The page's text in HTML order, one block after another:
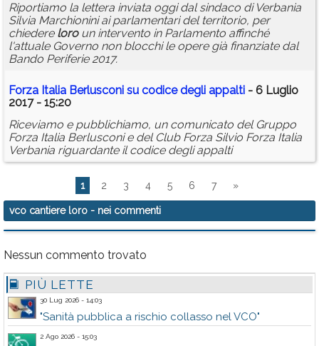
Riportiamo la lettera inviata oggi dal sindaco di Verbania
Silvia Marchionini ai parlamentari del territorio, per
chiedere loroun intervento in Parlamento affinché
l'attuale Governo non blocchi le opere già finanziate dal
Bando Periferie 2017.
Forza Italia Berlusconi su codice degli appalti - 6 Luglio
2017 - 15:20
Riceviamo e pubblichiamo, un comunicato del Gruppo
Forza Italia Berlusconi e del Club Forza Silvio Forza Italia
Verbania riguardante il codice degli appalti
1 2 3 4 5 6 7 »
vco cantiere loro - nei commenti
Nessun commento trovato
PIÙ LETTE
30 Lug 2026 - 14:03
"Sanità pubblica a rischio collasso nel VCO"
2 Ago 2026 - 15:03